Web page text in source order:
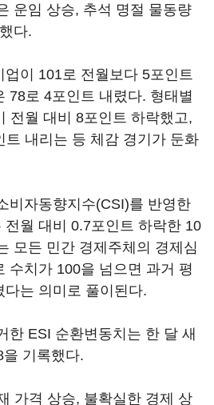
운임 상승, 추석 명절 물동량
다.
이 101로 전월보다 5포인트
78로 4포인트 내렸다. 형태별
전월 대비 8포인트 하락했고,
트 내리는 등 체감 경기가 둔화
비자동향지수(CSI)를 반영한
전월 대비 0.7포인트 하락한 10
모든 민간 경제주체의 경제심
수치가 100을 넘으면 과거 평
는 의미로 풀이된다.
한 ESI 순환변동치는 한 달 새
기록했다.
가격 상승, 불확실한 경제 상